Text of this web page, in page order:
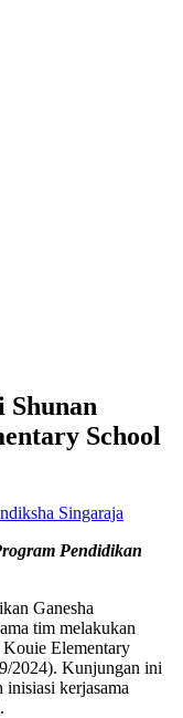
School
Singaraja
Pendidikan
Ganesha
tim melakukan
Elementary
2024). Kunjungan ini
kerjasama